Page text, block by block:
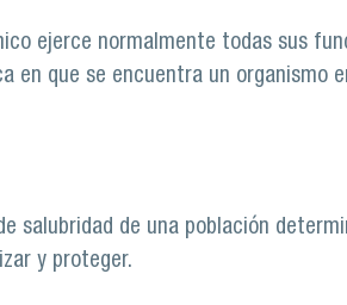
ejerce normalmente todas sus
en que se encuentra un organismo
salubridad de una población
y proteger.